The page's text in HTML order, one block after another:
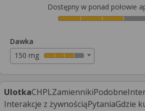
Dostępny w ponad połowie
Dawka
150 mg
UlotkaCHPLZamiennikiPodobne
Interakcje z żywnościąPytaniaGdzie
Więcej informacji na temat
zewnętrznych w naszym serwisie